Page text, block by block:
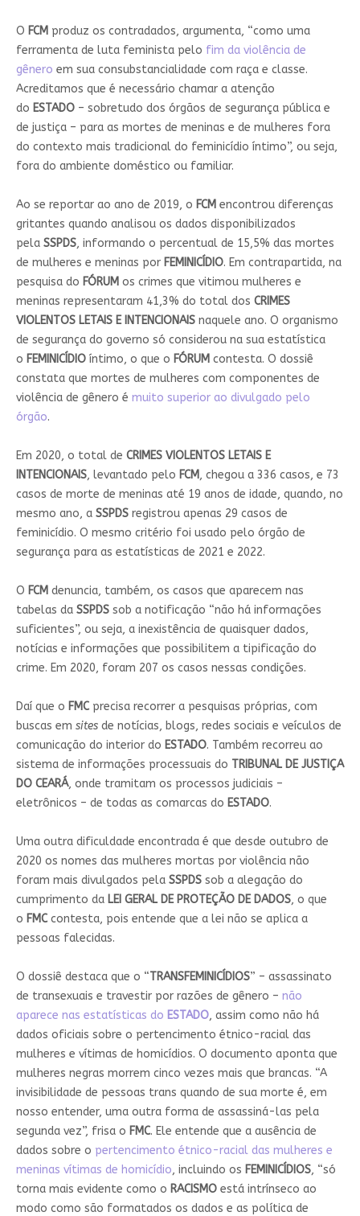
O FCM produz os contradados, argumenta, “como uma
ferramenta de luta feminista pelo fim da violência de
gênero em sua consubstancialidade com raça e classe.
Acreditamos que é necessário chamar a atenção
do ESTADO– sobretudo dos órgãos de segurança pública e
de justiça – para as mortes de meninas e de mulheres fora
do contexto mais tradicional do feminicídio íntimo”, ou seja,
fora do ambiente doméstico ou familiar.
Ao se reportar ao ano de 2019, o FCM encontrou diferenças
gritantes quando analisou os dados disponibilizados
pela SSPDS, informando o percentual de 15,5% das mortes
de mulheres e meninas por FEMINICÍDIO. Em contrapartida, na
pesquisa do FÓRUM os crimes que vitimou mulheres e
meninas representaram 41,3% do total dos CRIMES
VIOLENTOS LETAIS E INTENCIONAISnaquele ano. O organismo
de segurança do governo só considerou na sua estatística
o FEMINICÍDIOíntimo, o que o FÓRUM contesta. O dossiê
constata que mortes de mulheres com componentes de
violência de gênero é muito superior ao divulgado pelo
órgão.
Em 2020, o total de CRIMES VIOLENTOS LETAIS E
INTENCIONAIS, levantado pelo FCM, chegou a 336 casos, e 73
casos de morte de meninas até 19 anos de idade, quando, no
mesmo ano, a SSPDSregistrou apenas 29 casos de
feminicídio. O mesmo critério foi usado pelo órgão de
segurança para as estatísticas de 2021 e 2022.
O FCM denuncia, também, os casos que aparecem nas
tabelas da SSPDSsob a notificação “não há informações
suficientes”, ou seja, a inexistência de quaisquer dados,
notícias e informações que possibilitem a tipificação do
crime. Em 2020, foram 207 os casos nessas condições.
Daí que o FMCprecisa recorrer a pesquisas próprias, com
buscas em sitesde notícias, blogs, redes sociais e veículos de
comunicação do interior do ESTADO. Também recorreu ao
sistema de informações processuais do TRIBUNAL DE JUSTIÇA
DO CEARÁ, onde tramitam os processos judiciais –
eletrônicos – de todas as comarcas do ESTADO.
Uma outra dificuldade encontrada é que desde outubro de
2020 os nomes das mulheres mortas por violência não
foram mais divulgados pela SSPDSsob a alegação do
cumprimento daLEI GERAL DE PROTEÇÃO DE DADOS, o que
o FMCcontesta, pois entende que a lei não se aplica a
pessoas falecidas.
O dossiê destaca que o “TRANSFEMINICÍDIOS” – assassinato
de transexuais e travestir por razões de gênero – não
aparece nas estatísticas do ESTADO, assim como não há
dados oficiais sobre o pertencimento étnico-racial das
mulheres e vítimas de homicídios. O documento aponta que
mulheres negras morrem cinco vezes mais que brancas. “A
invisibilidade de pessoas trans quando de sua morte é, em
nosso entender, uma outra forma de assassiná-las pela
segunda vez”, frisa o FMC. Ele entende que a ausência de
dados sobre o pertencimento étnico-racial das mulheres e
meninas vítimas de homicídio, incluindo os FEMINICÍDIOS, “só
torna mais evidente como o RACISMOestá intrínseco ao
modo como são formatados os dados e as política de